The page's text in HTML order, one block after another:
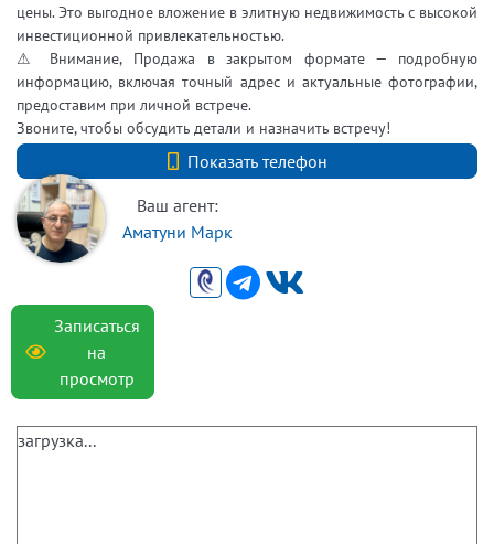
цены. Это выгодное вложение в элитную недвижимость с высокой
инвестиционной привлекательностью.
⚠ Внимание, Продажа в закрытом формате — подробную
информацию, включая точный адрес и актуальные фотографии,
предоставим при личной встрече.
Звоните, чтобы обсудить детали и назначить встречу!
Показать телефон
+7 9219401950
Ваш агент:
Аматуни Марк
Записаться
на
просмотр
загрузка...